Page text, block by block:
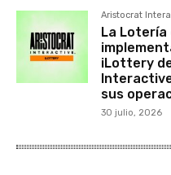
Aristocrat
La
iLottery
sus
30 julio, 2026